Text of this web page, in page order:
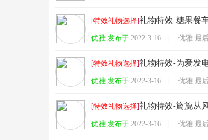
优
[特效礼物选择]礼物特效-糖果餐
优雅 发布于 2022-3-16 优雅 最
[特效礼物选择]礼物特效-为爱发
优雅 发布于 2022-3-16 优雅 最
[特效礼物选择]礼物特效-旖旎从
优雅 发布于 2022-3-16 优雅 最